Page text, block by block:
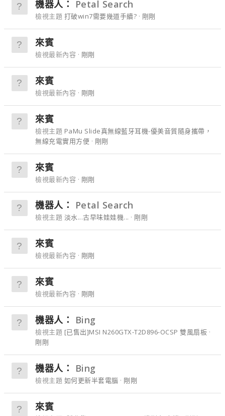
機器人： Petal Search
檢視主題 打破win7需要幾道手續? 剛剛
來賓
檢視最新內容 剛剛
來賓
檢視最新內容 剛剛
來賓
檢視主題 PaMu Slide真無線藍牙耳機-優美音質隨身攜帶，
無線充電實用方便
剛剛
來賓
檢視最新內容 剛剛
機器人： Petal Search
檢視主題 淡水...古早味娃娃機... 剛剛
來賓
檢視最新內容 剛剛
來賓
檢視最新內容 剛剛
機器人： Bing
檢視主題 [已售出]MSI N260GTX-T2D896-OCSP 雙風扇板
剛剛
機器人： Bing
檢視主題 如何更新半套電腦 剛剛
來賓